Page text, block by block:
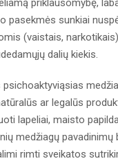
priklausomybę,
pasekmės sunkiai
(vaistais,
dalių kiekis.
ar legalūs
lapeliai, maisto
medžiagų
rimti sveikatos